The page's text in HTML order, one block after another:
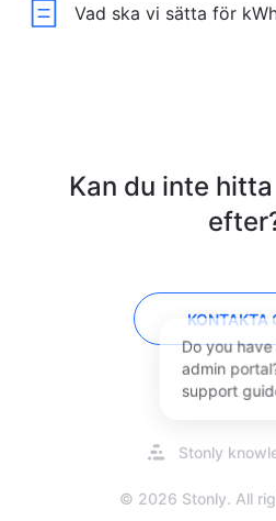
Vad ska vi sätta för
Kan du inte
KONTAKTA
Stonly
© 2026 Stonly. All
Do you
admin
support